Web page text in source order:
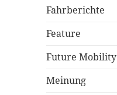
Fahrberichte
Feature
Future Mobility
Meinung